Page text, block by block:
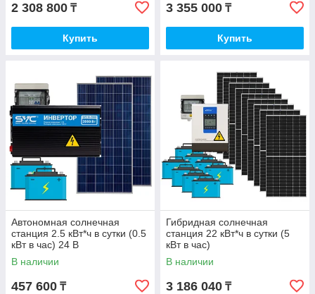
2 308 800 ₸
Купить
3 355 000 ₸
Купить
Автономная солнечная
станция 2.5 кВт*ч в сутки (0.5
кВт в час) 24 В
В наличии
457 600 ₸
Гибридная солнечная
станция 22 кВт*ч в сутки (5
кВт в час)
В наличии
3 186 040 ₸